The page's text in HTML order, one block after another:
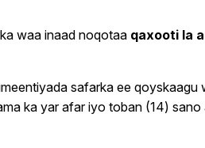
waa inaad noqotaa qaxooti la
safarka ee
ka yar afar iyo toban (14)